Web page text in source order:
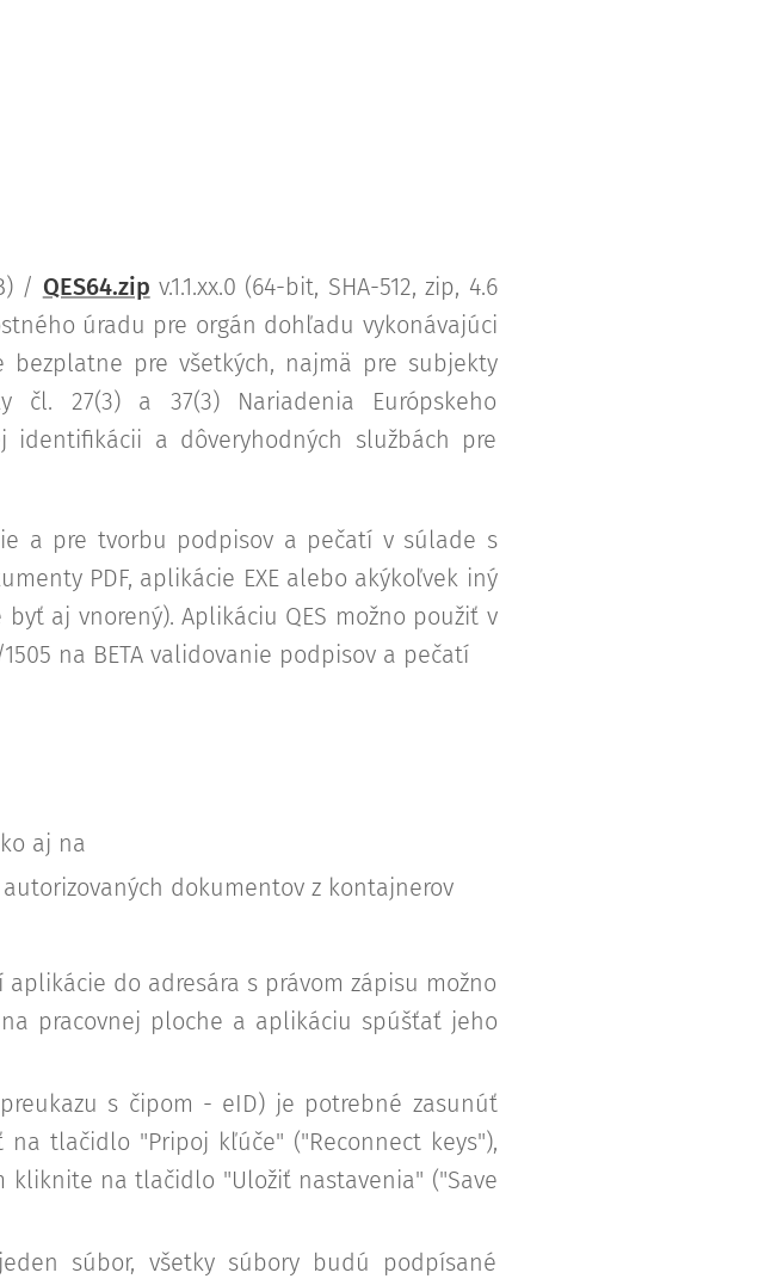
/ QES64.zip v.1.1.xx.0 (64-bit, SHA-512, zip, 4.6
úradu pre orgán dohľadu vykonávajúci
pre všetkých, najmä pre subjekty
čl. 27(3) a 37(3) Nariadenia Európskeho
identifikácii a dôveryhodných službách pre
a pre tvorbu podpisov a pečatí v súlade s
PDF, aplikácie EXE alebo akýkoľvek iný
aj vnorený). Aplikáciu QES možno použiť v
na BETA validovanie podpisov a pečatí
aj na
dokumentov z kontajnerov
do adresára s právom zápisu možno
pracovnej ploche a aplikáciu spúšťať jeho
s čipom - eID) je potrebné zasunúť
tlačidlo "Pripoj kľúče" ("Reconnect keys"),
kliknite na tlačidlo "Uložiť nastavenia" ("Save
súbor, všetky súbory budú podpísané